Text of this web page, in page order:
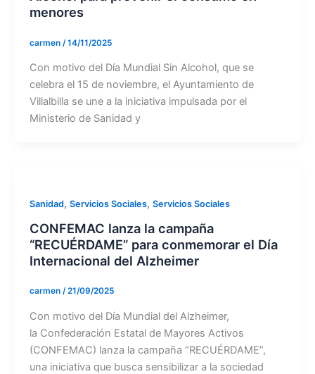
menores
carmen /14/11/2025
Con motivo del Día Mundial Sin Alcohol, que se
celebra el 15 de noviembre, el Ayuntamiento de
Villalbilla se une a la iniciativa impulsada por el
Ministerio de Sanidad y
Sanidad, Servicios Sociales, Servicios Sociales
CONFEMAC lanza la campaña
“RECUÉRDAME” para conmemorar el Día
Internacional del Alzheimer
carmen /21/09/2025
Con motivo del Día Mundial del Alzheimer,
la Confederación Estatal de Mayores Activos
(CONFEMAC) lanza la campaña “RECUÉRDAME”,
una iniciativa que busca sensibilizar a la sociedad